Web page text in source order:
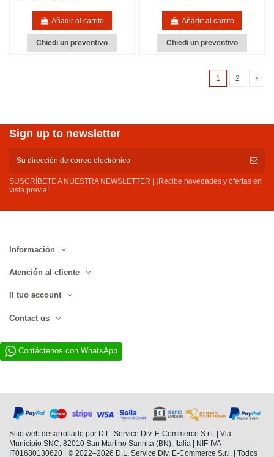
Añadir al carrito
Chiedi un preventivo
Añadir al carrito
Chiedi un preventivo
1 2
Sign up to newsletter
SUSCRÍBETE A NUESTRA NEWSLETTER | ¡Recibe novedades y ofertas en
vista previa!
Información
Atención al cliente
Il tuo account
Contact us
Contáctenos con WhatsApp
Sitio web desarrollado por D.L. Service Div. E-Commerce S.r.l. | Via
Municipio SNC, 82010 San Martino Sannita (BN), Italia | NIF-IVA
IT01680130620 | © 2022–2026 D.L. Service Div. E-Commerce S.r.l. | Todos